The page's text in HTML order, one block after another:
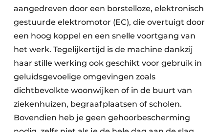
aangedreven door een borstelloze, elektronisch
gestuurde elektromotor (EC), die overtuigt door
een hoog koppel en een snelle voortgang van
het werk. Tegelijkertijd is de machine dankzij
haar stille werking ook geschikt voor gebruik in
geluidsgevoelige omgevingen zoals
dichtbevolkte woonwijken of in de buurt van
ziekenhuizen, begraafplaatsen of scholen.
Bovendien heb je geen gehoorbescherming